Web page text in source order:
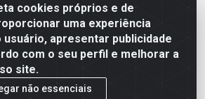
cookies próprios e de
uma experiência
usuário, apresentar publicidade
com o seu perfil e melhorar a
site.
não essenciais
Padre Jose de Souza Leite, 265 - Ariado,
Flores/AL - CEP 57.442-000 - CNPJ
04.790.656/0001-06